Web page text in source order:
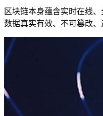
区块链本身蕴含实时在线
数据真实有效、不可篡改